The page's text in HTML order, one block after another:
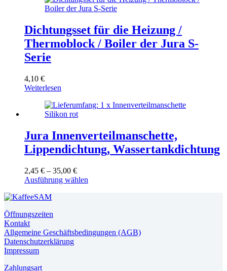
Dichtungsset für die Heizung /
Thermoblock / Boiler der Jura S-
Serie
4,10 €
Weiterlesen
Jura Innenverteilmanschette,
Lippendichtung, Wassertankdichtung
2,45 € – 35,00 €Preisspanne:
2,45 €
Ausführung wählen
Die
Öffnungszeiten
Kontakt
Allgemeine Geschäftsbedingungen (AGB)
Datenschutzerklärung
Impressum
Zahlungsart